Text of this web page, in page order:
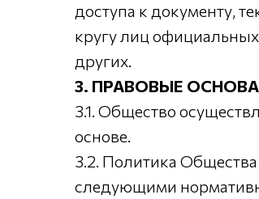
доступа к документу,
кругу лиц
других.
3. ПРАВОВЫЕ
3.1. Общество
основе.
3.2. Политика
следующими